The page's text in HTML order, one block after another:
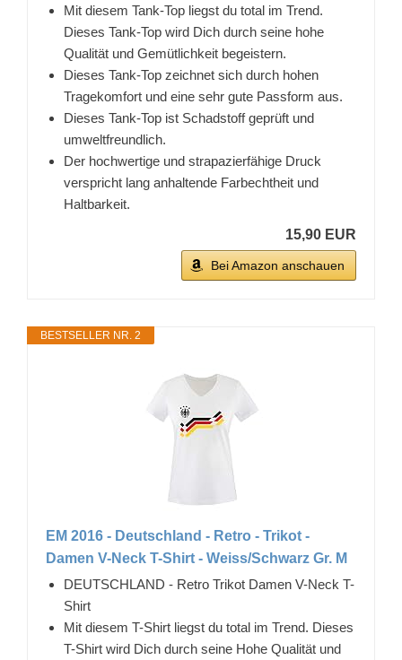
Mit diesem Tank-Top liegst du total im Trend.
Dieses Tank-Top wird Dich durch seine hohe
Qualität und Gemütlichkeit begeistern.
Dieses Tank-Top zeichnet sich durch hohen
Tragekomfort und eine sehr gute Passform aus.
Dieses Tank-Top ist Schadstoff geprüft und
umweltfreundlich.
Der hochwertige und strapazierfähige Druck
verspricht lang anhaltende Farbechtheit und
Haltbarkeit.
15,90 EUR
Bei Amazon anschauen
BESTSELLER NR. 2
EM 2016 - Deutschland - Retro - Trikot -
Damen V-Neck T-Shirt - Weiss/Schwarz Gr. M
DEUTSCHLAND - Retro Trikot Damen V-Neck T-
Shirt
Mit diesem T-Shirt liegst du total im Trend. Dieses
T-Shirt wird Dich durch seine Hohe Qualität und